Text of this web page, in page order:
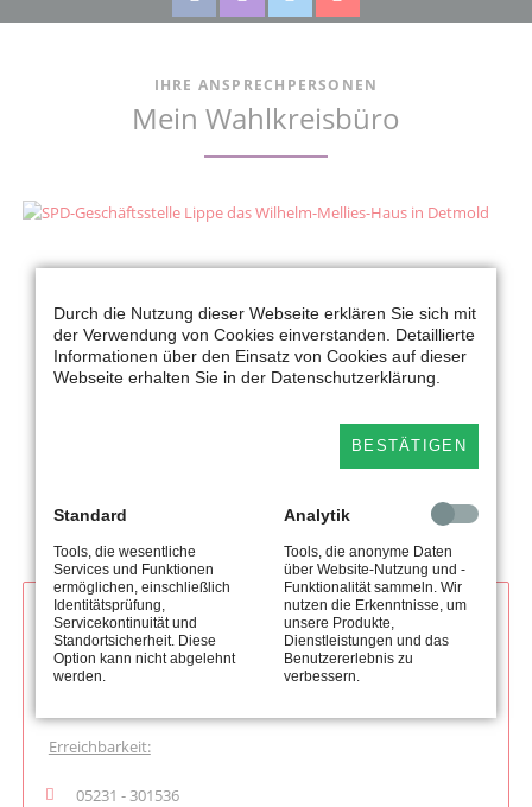
IHRE ANSPRECHPERSONEN
Mein Wahlkreisbüro
Wilhelm-Mellies-Haus
Paulinenstraße 39
32756 Detmold
Mein Büro erreichen Sie zu folgenden Zeiten:
Mo-Do: 09:30-17:00 Uhr
Fr: 09:30-14:00 Uhr
Janina Stiegmann
Ihre Ansprechpartnerin für alle Fragen rund um
Erreichbarkeit:
05231 - 301536
Durch die Nutzung dieser Webseite erklären Sie sich mit
der Verwendung von Cookies einverstanden. Detaillierte
Informationen über den Einsatz von Cookies auf dieser
Webseite erhalten Sie in der Datenschutzerklärung.
BESTÄTIGEN
Standard
Tools, die wesentliche
Services und Funktionen
ermöglichen, einschließlich
Identitätsprüfung,
Servicekontinuität und
Standortsicherheit. Diese
Option kann nicht abgelehnt
werden.
Analytik
Tools, die anonyme Daten
über Website-Nutzung und -
Funktionalität sammeln. Wir
nutzen die Erkenntnisse, um
unsere Produkte,
Dienstleistungen und das
Benutzererlebnis zu
verbessern.